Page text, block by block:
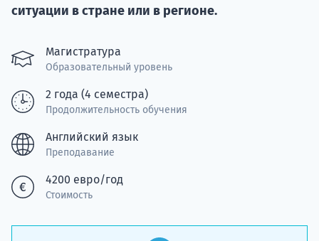
ситуации в стране или в регионе.
Магистратура
Образовательный уровень
2 года (4 семестра)
Продолжительность обучения
Английский язык
Преподавание
4200 евро/год
Стоимость